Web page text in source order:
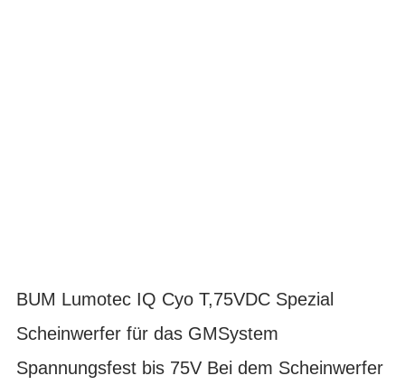
BUM Lumotec IQ Cyo T,75VDC Spezial
Scheinwerfer für das GMSystem
Spannungsfest bis 75V Bei dem Scheinwerfer